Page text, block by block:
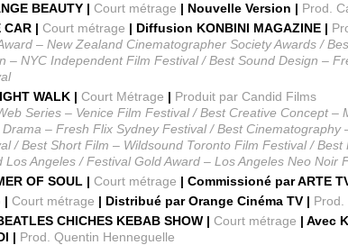
BEAUTY |Court métrage | Nouvelle Version | Prod.
CAR |Court métrage | Diffusion KONBINI MAGAZINE |
– New Zealand Cinematographer Society Awards /
– NYC Independent Film Festival / Best Sound Design –
WALK |Court Métrage | Produit par Candid Films
Series – Venice Film Festival / Best Creative Concept –
Drama – Fresh Flix Sydney Festival / Best Cinematography
/ Best Short Film – Wildsound Toronto Film Festival /
Los Angeles / Festival Gold Award – Los Angeles Neo Noir
OF SOUL |Court métrage | Commissioné par ARTE
|Court métrage | Distribué par Orange Cinéma TV | Prod.
CHICHES KEBAB SHOW |Court métrage | Avec
| Prod. Quentin Henneguelle